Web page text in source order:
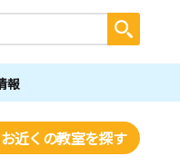
報
お近くの教室を探す